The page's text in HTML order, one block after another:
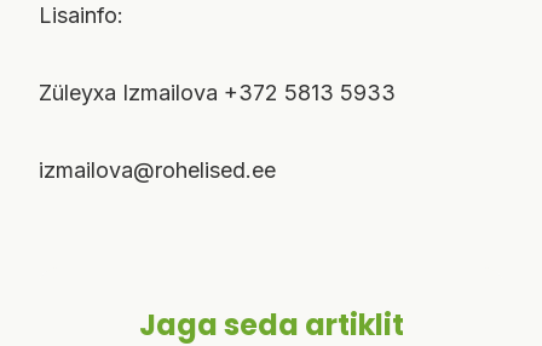
Lisainfo:
Züleyxa Izmailova +372 5813 5933
izmailova@rohelised.ee
Jaga seda artiklit